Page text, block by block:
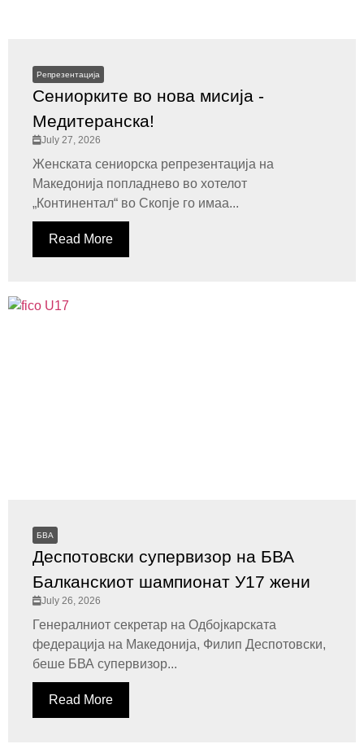
Репрезентација
Сениорките во нова мисија -
Медитеранска!
July 27, 2026
Женската сениорска репрезентација на
Македонија попладнево во хотелот
„Континентал“ во Скопје го имаа...
Read More
БВА
Деспотовски супервизор на БВА
Балканскиот шампионат У17 жени
July 26, 2026
Генералниот секретар на Одбојкарската
федерација на Македонија, Филип Деспотовски,
беше БВА супервизор...
Read More